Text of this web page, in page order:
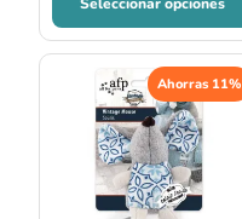
Seleccionar opciones
Ahorras 11%
El
precio
original
era:
S/22.00.
El
precio
actual
es:
S/19.50.